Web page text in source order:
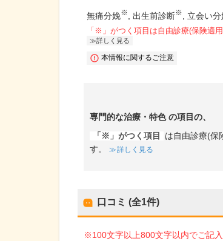
無痛分娩※ 出生前診断※ 立会い分
「※」がつく項目は自由診療(保険適
詳しく見る
本情報に関するご注意
専門的な治療・特色の項目の、
「※」がつく項目
は自由診療(保
す。
詳しく見る
口コミ (全1件)
※100文字以上800文字以内でご記